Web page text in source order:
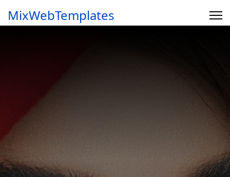
MixWebTemplates